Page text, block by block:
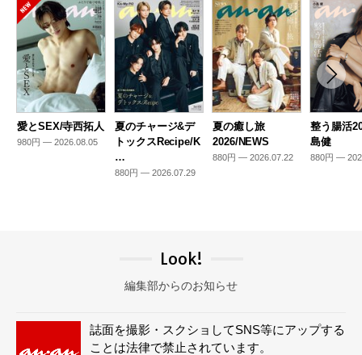
愛とSEX/寺西拓人
980円 — 2026.08.05
夏のチャージ&デ
トックスRecipe/K
…
880円 — 2026.07.29
夏の癒し旅
2026/NEWS
880円 — 2026.07.22
整う腸活
島健
880円 —
Look!
編集部からのお知らせ
誌面を撮影・スクショしてSNS等にアップする
ことは法律で禁止されています。